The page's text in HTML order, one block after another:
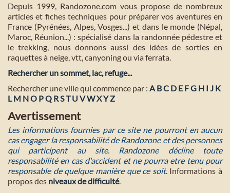
Depuis 1999, Randozone.com vous propose de nombreux
articles et fiches techniques pour préparer vos aventures en
France (Pyrénées, Alpes, Vosges...) et dans le monde (Népal,
Maroc, Réunion...) : spécialisé dans la randonnée pédestre et
le trekking, nous donnons aussi des idées de sorties en
raquettes à neige, vtt, canyoning ou via ferrata.
Rechercher un sommet, lac, refuge...
Rechercher une ville qui commence par : A BC D E FG H I J K
L M NO PQ RST U VWXYZ
Avertissement
Les informations fournies par ce site ne pourront en aucun
cas engager la responsabilité de Randozone et des personnes
qui participent au site. Randozone décline toute
responsabilité en cas d'accident et ne pourra etre tenu pour
responsable de quelque manière que ce soit. Informations à
propos des niveaux de difficulté.